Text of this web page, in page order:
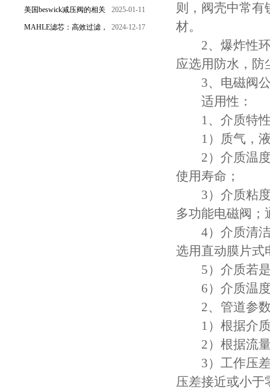
享受精准过滤与稳定性能
美国beswick减压阀的相关
知识
2025-01-11
MAHLE滤芯：高效过滤，
2024-12-17
则，阀壳中常
材。
2、爆炸性环
应选用防水，防
3、电磁阀公
适用性：
1、介质特
1）质气，液
2）介质温度
使用寿命；
3）介质粘度
多功能电磁阀；
4）介质清洁
选用直动膜片式
5）介质若是
6）介质温度
2、管道参
1）根据介质
2）根据流量
3）工作压差
压差接近或小于